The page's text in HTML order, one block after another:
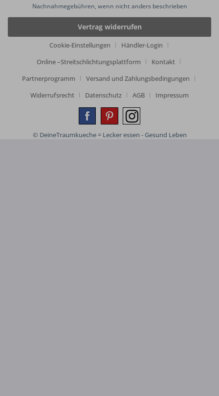
Nachnahmegebühren, wenn nicht anders beschrieben
Vertrag widerrufen
Cookie-Einstellungen
Händler-Login
Online –Streitschlichtungsplattform
Kontakt
Partnerprogramm
Versand und Zahlungsbedingungen
Widerrufsrecht
Datenschutz AGB Impressum
© DeineTraumkueche = Lecker essen - Gesund Leben